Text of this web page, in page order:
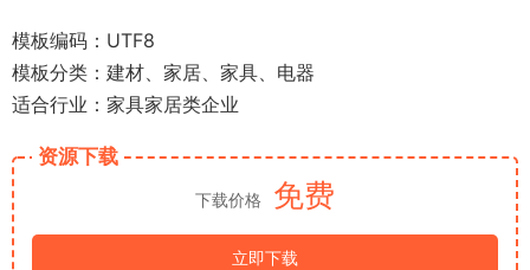
模板编码：UTF8
模板分类：建材、家居、家具、电器
适合行业：家具家居类企业
资源下载
下载价格 免费
立即下载